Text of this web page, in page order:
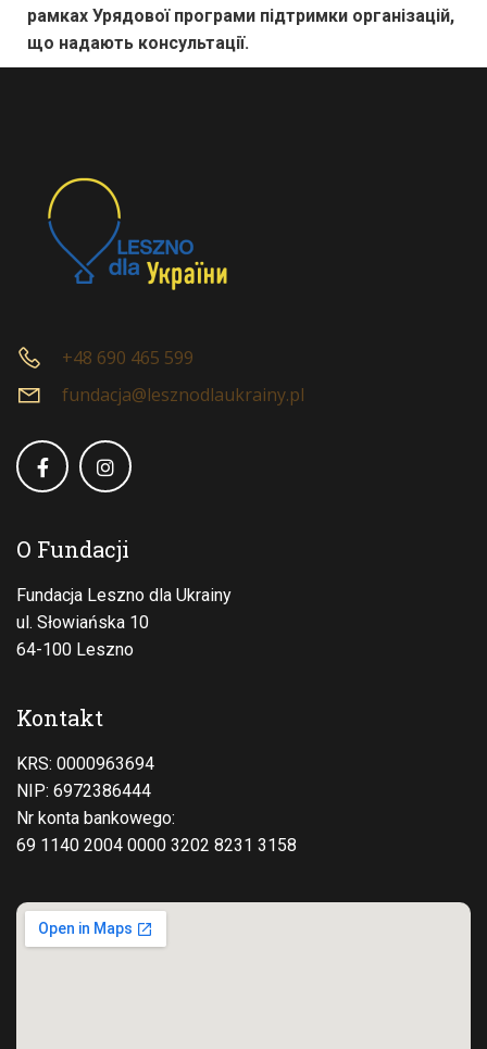
рамках Урядової програми підтримки організацій,
що надають консультації.
+48 690 465 599
fundacja@lesznodlaukrainy.pl
O Fundacji
Fundacja Leszno dla Ukrainy
ul. Słowiańska 10
64-100 Leszno
Kontakt
KRS: 0000963694
NIP: 6972386444
Nr konta bankowego:
69 1140 2004 0000 3202 8231 3158